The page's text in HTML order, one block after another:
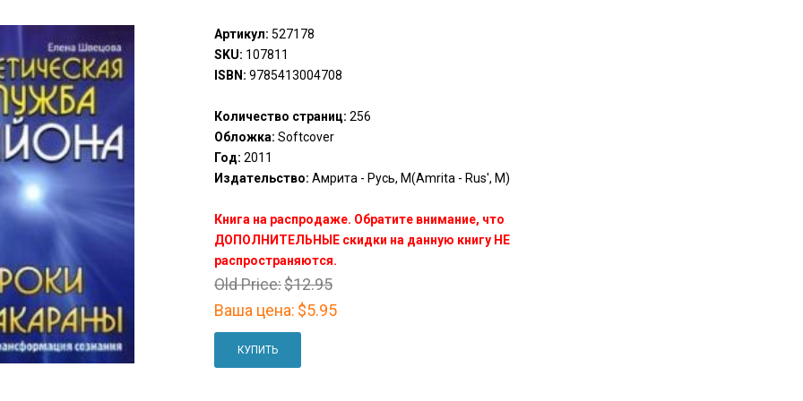
Артикул: 527178
SKU: 107811
ISBN: 9785413004708
Количество страниц: 256
Обложка: Softcover
Год: 2011
Издательство: Амрита - Русь, М(Amrita - Rus', M)
Книга на распродаже. Обратите внимание, что
ДОПОЛНИТЕЛЬНЫЕ скидки на данную книгу НЕ
распространяются.
Old Price:$12.95
Ваша цена: $5.95
КУПИТЬ